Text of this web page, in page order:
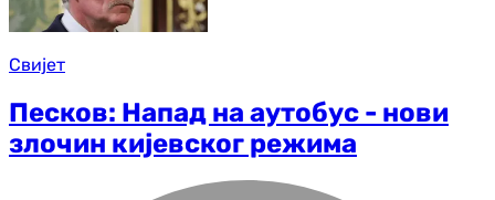
Свијет
Песков: Напад на аутобус - нови
злочин кијевског режима